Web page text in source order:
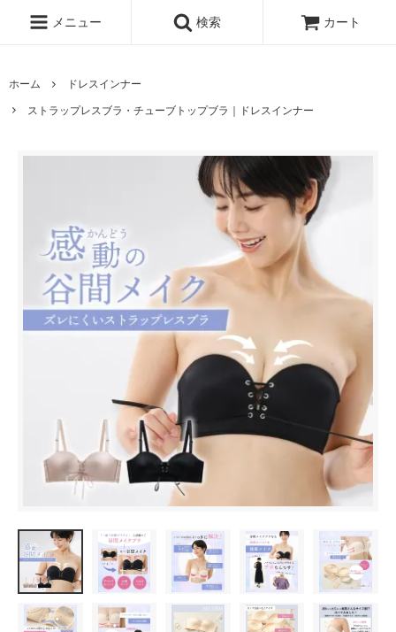
メニュー 検索 カート
ホーム
ドレスインナー
ストラップレスブラ・チューブトップブラ｜ドレスインナー